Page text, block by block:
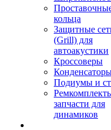
кольца
Защитные
(Grill) для
автоакустики
Кроссоверы
Подиумы и
запчасти для
динамиков